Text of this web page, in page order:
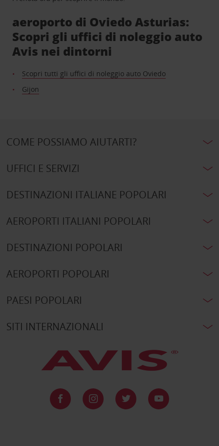
aeroporto di Oviedo Asturias:
Scopri gli uffici di noleggio auto
Avis nei dintorni
Scopri tutti gli uffici di noleggio auto Oviedo
Gijon
COME POSSIAMO AIUTARTI?
UFFICI E SERVIZI
DESTINAZIONI ITALIANE POPOLARI
AEROPORTI ITALIANI POPOLARI
DESTINAZIONI POPOLARI
AEROPORTI POPOLARI
PAESI POPOLARI
SITI INTERNAZIONALI